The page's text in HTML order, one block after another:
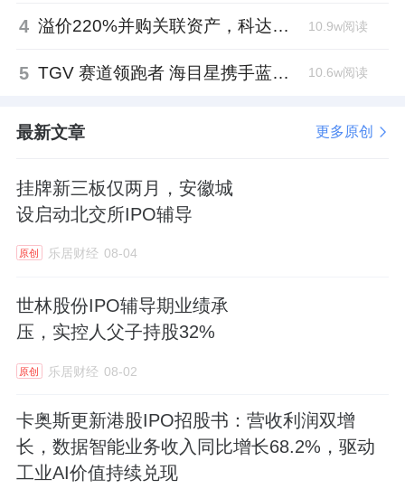
2024年，芯原股份与AI算力相关的芯片设计业
而灿芯股份则仅在2024年年报中披露了部
入的信息。或许是在AI算力这一热门领域的布
局相对较少、消费电子等传统领域又持续疲软
的缘故，灿芯股份的单个项目体量有所收缩，
个，较2023年增长30.14%，芯片设计业务的收
入却较上年同比下降近三成。
然而，在受到行业波动冲击的同时，2024
年灿芯股份也持续加大在汽车电子、端侧AI、
4 溢价220%并购关联资产，科达制造近75亿元重组被否 10.9w阅读
5 TGV 赛道领跑者 海目星携手蓝思科技掘金先进封装 10.6w阅读
最新文章 更多原创
挂牌新三板仅两月，安徽城
设启动北交所IPO辅导
原创 乐居财经 08-04
世林股份IPO辅导期业绩承
压，实控人父子持股32%
原创 乐居财经 08-02
卡奥斯更新港股IPO招股书：营收利润双增
长，数据智能业务收入同比增长68.2%，驱动
工业AI价值持续兑现